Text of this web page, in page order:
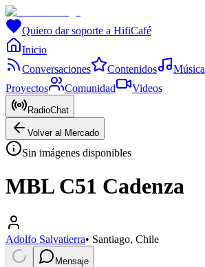
Quiero dar soporte a HifiCafé
Inicio
Conversaciones
Contenidos Música
Proyectos
Comunidad Videos
RadioChat
Volver al Mercado
Sin imágenes disponibles
MBL C51 Cadenza
Adolfo Salvatierra• Santiago, Chile
Mensaje